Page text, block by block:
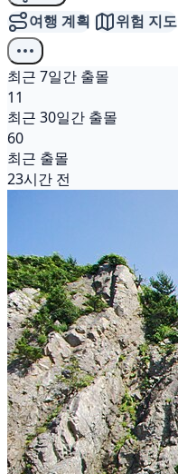
여행 계획 위험 지도
최근 7일간 출몰
11
최근 30일간 출몰
60
최근 출몰
23시간 전